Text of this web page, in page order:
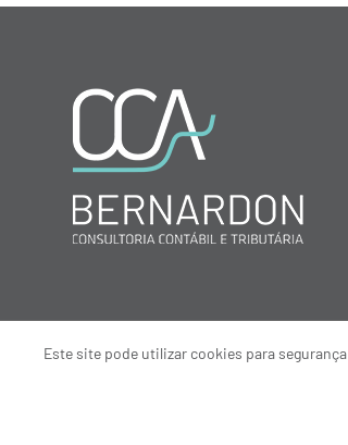
Este site pode utilizar cookies para